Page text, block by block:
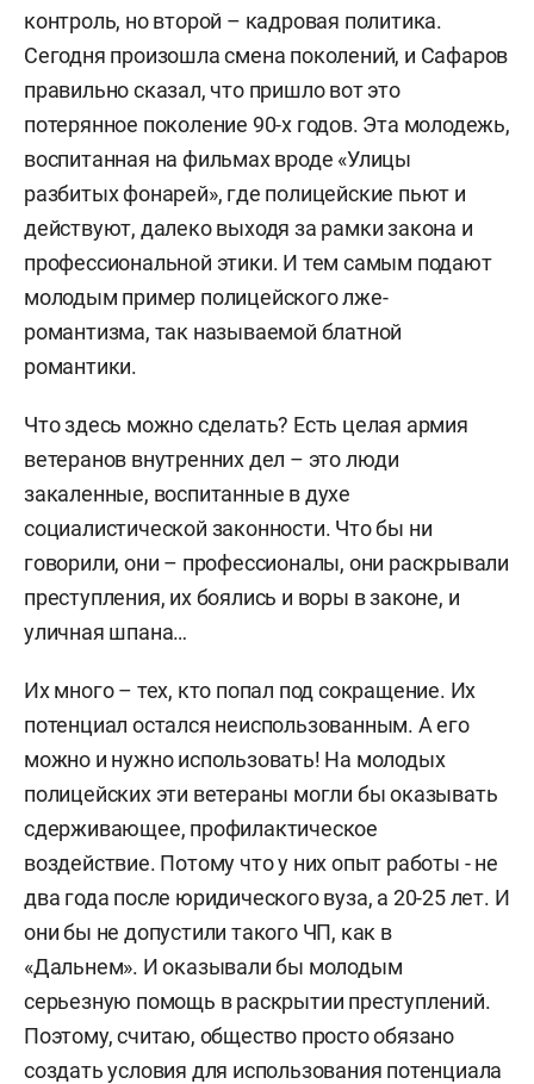
контроль, но второй – кадровая политика.
Сегодня произошла смена поколений, и Сафаров
правильно сказал, что пришло вот это
потерянное поколение 90-х годов. Эта молодежь,
воспитанная на фильмах вроде «Улицы
разбитых фонарей», где полицейские пьют и
действуют, далеко выходя за рамки закона и
профессиональной этики. И тем самым подают
молодым пример полицейского лже-
романтизма, так называемой блатной
романтики.
Что здесь можно сделать? Есть целая армия
ветеранов внутренних дел – это люди
закаленные, воспитанные в духе
социалистической законности. Что бы ни
говорили, они – профессионалы, они раскрывали
преступления, их боялись и воры в законе, и
уличная шпана…
Их много – тех, кто попал под сокращение. Их
потенциал остался неиспользованным. А его
можно и нужно использовать! На молодых
полицейских эти ветераны могли бы оказывать
сдерживающее, профилактическое
воздействие. Потому что у них опыт работы - не
два года после юридического вуза, а 20-25 лет. И
они бы не допустили такого ЧП, как в
«Дальнем». И оказывали бы молодым
серьезную помощь в раскрытии преступлений.
Поэтому, считаю, общество просто обязано
создать условия для использования потенциала